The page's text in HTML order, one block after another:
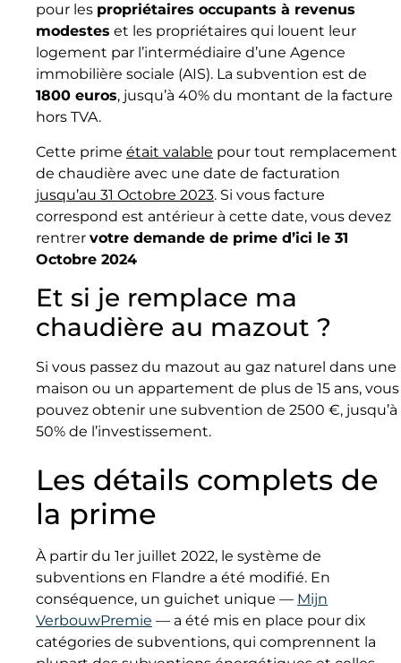
pour les propriétaires occupants à revenus
modestes et les propriétaires qui louent leur
logement par l’intermédiaire d’une Agence
immobilière sociale (AIS). La subvention est de
1800 euros, jusqu’à 40% du montant de la facture
hors TVA.
Cette prime était valable pour tout remplacement
de chaudière avec une date de facturation
jusqu’au 31 Octobre 2023. Si vous facture
correspond est antérieur à cette date, vous devez
rentrer votre demande de prime d’ici le 31
Octobre 2024
Et si je remplace ma
chaudière au mazout ?
Si vous passez du mazout au gaz naturel dans une
maison ou un appartement de plus de 15 ans, vous
pouvez obtenir une subvention de 2500 €, jusqu’à
50% de l’investissement.
Les détails complets de
la prime
À partir du 1er juillet 2022, le système de
subventions en Flandre a été modifié. En
conséquence, un guichet unique — Mijn
VerbouwPremie — a été mis en place pour dix
catégories de subventions, qui comprennent la